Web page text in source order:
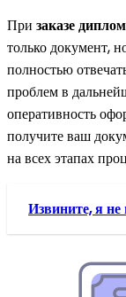
При заказе
только документ,
полностью
проблем в
оперативность
получите ваш
на всех этапах
Извините, я